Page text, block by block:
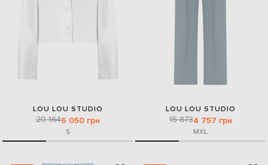
LOU LOU STUDIO
20 1646 050 грн
S
LOU LOU STUDIO
15 8734 757 грн
MXL